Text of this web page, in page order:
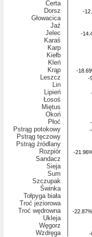
--
--
--
--
--
-22.87%
-22.87%
--
Certa
Dorsz
Głowacica
Jaź
Jelec
Karaś
Karp
Kiełb
Kleń
Krąp
Leszcz
Lin
Lipień
Łosoś
Miętus
Okoń
Płoć
Pstrąg potokowy
Pstrąg tęczowy
Pstrąg źródlany
Rozpiór
Sandacz
Sieja
Sum
Szczupak
Świnka
Tołpyga biała
Troć jeziorowa
Troć wędrowna
Ukleja
Węgorz
Wzdręga